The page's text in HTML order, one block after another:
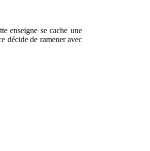
enseigne se cache une
décide de ramener avec